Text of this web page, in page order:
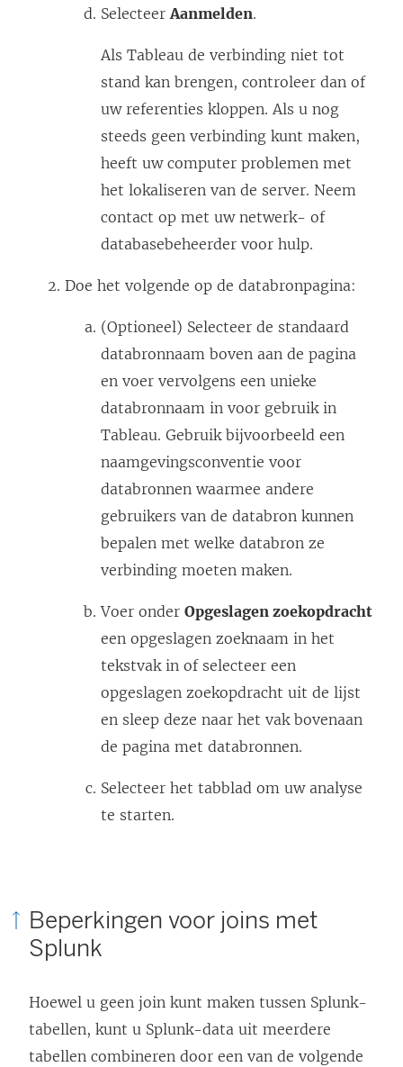
SelecteerAanmelden.
Als Tableau de verbinding niet tot
stand kan brengen, controleer dan of
uw referenties kloppen. Als u nog
steeds geen verbinding kunt maken,
heeft uw computer problemen met
het lokaliseren van de server. Neem
contact op met uw netwerk- of
databasebeheerder voor hulp.
Doe het volgende op de databronpagina:
(Optioneel) Selecteer de standaard
databronnaam boven aan de pagina
en voer vervolgens een unieke
databronnaam in voor gebruik in
Tableau. Gebruik bijvoorbeeld een
naamgevingsconventie voor
databronnen waarmee andere
gebruikers van de databron kunnen
bepalen met welke databron ze
verbinding moeten maken.
Voer onder Opgeslagen zoekopdracht
een opgeslagen zoeknaam in het
tekstvak in of selecteer een
opgeslagen zoekopdracht uit de lijst
en sleep deze naar het vak bovenaan
de pagina met databronnen.
Selecteer het tabblad om uw analyse
te starten.
Beperkingen voor joins met
Splunk
Hoewel u geen join kunt maken tussen Splunk-
tabellen, kunt u Splunk-data uit meerdere
tabellen combineren door een van de volgende